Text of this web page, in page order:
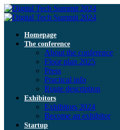
Homepage
The conference
About the conference
Floor plan 2025
Press
Practical info
Route description
Exhibitors
Exhibitors 2024
Become an exhibitor
Startup